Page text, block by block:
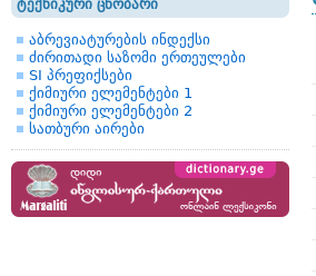
ტექნიკური ცნობარი
აბრევიატურების ინდექსი
ძირითადი საზომი ერთეულები
SI პრეფიქსები
ქიმიური ელემენტები 1
ქიმიური ელემენტები 2
სათბური აირები